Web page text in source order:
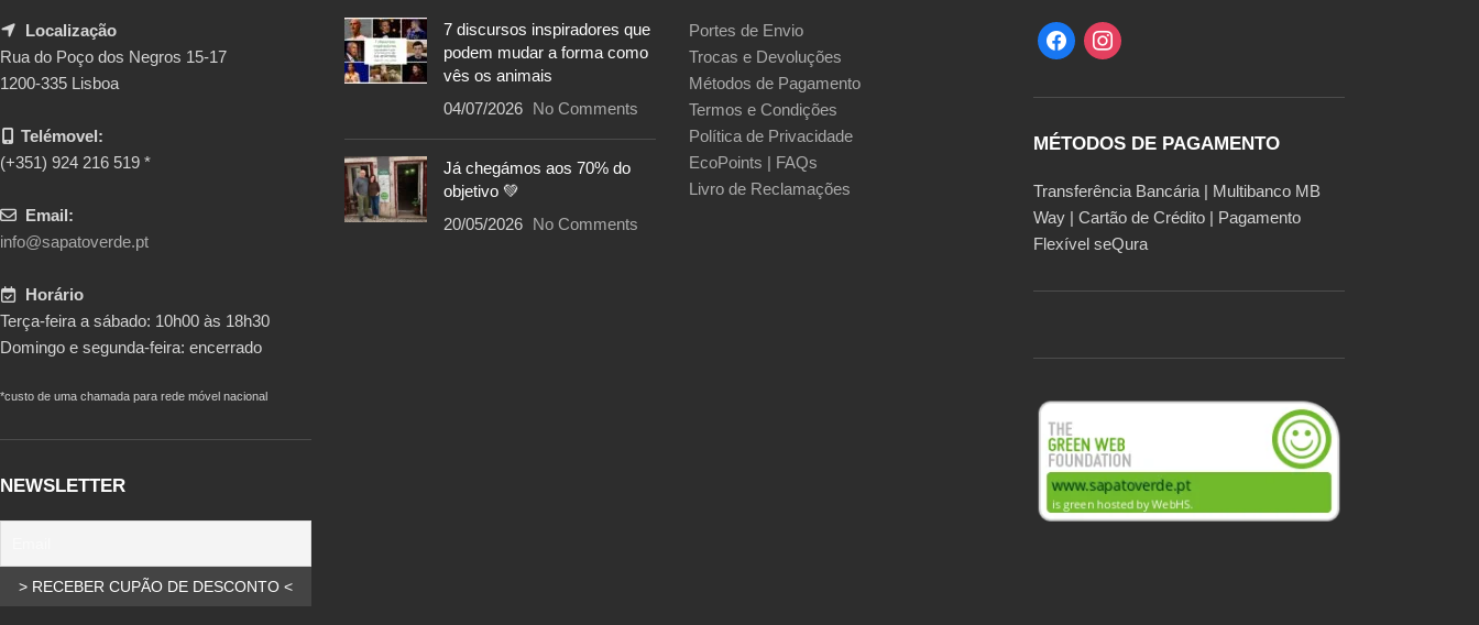
Localização
Rua do Poço dos Negros 15-17
1200-335 Lisboa
Telémovel:
(+351) 924 216 519 *
Email:
info@sapatoverde.pt
Horário
Terça-feira a sábado: 10h00 às 18h30
Domingo e segunda-feira: encerrado
*custo de uma chamada para rede móvel nacional
NEWSLETTER
7 discursos inspiradores que
podem mudar a forma como
vês os animais
04/07/2026 No Comments
Já chegámos aos 70% do
objetivo 💚
20/05/2026 No Comments
Portes de Envio
Trocas e Devoluções
Métodos de Pagamento
Termos e Condições
Política de Privacidade
EcoPoints | FAQs
Livro de Reclamações
MÉTODOS DE PAGAMENTO
Transferência Bancária | Multibanco MB
Way | Cartão de Crédito | Pagamento
Flexível seQura